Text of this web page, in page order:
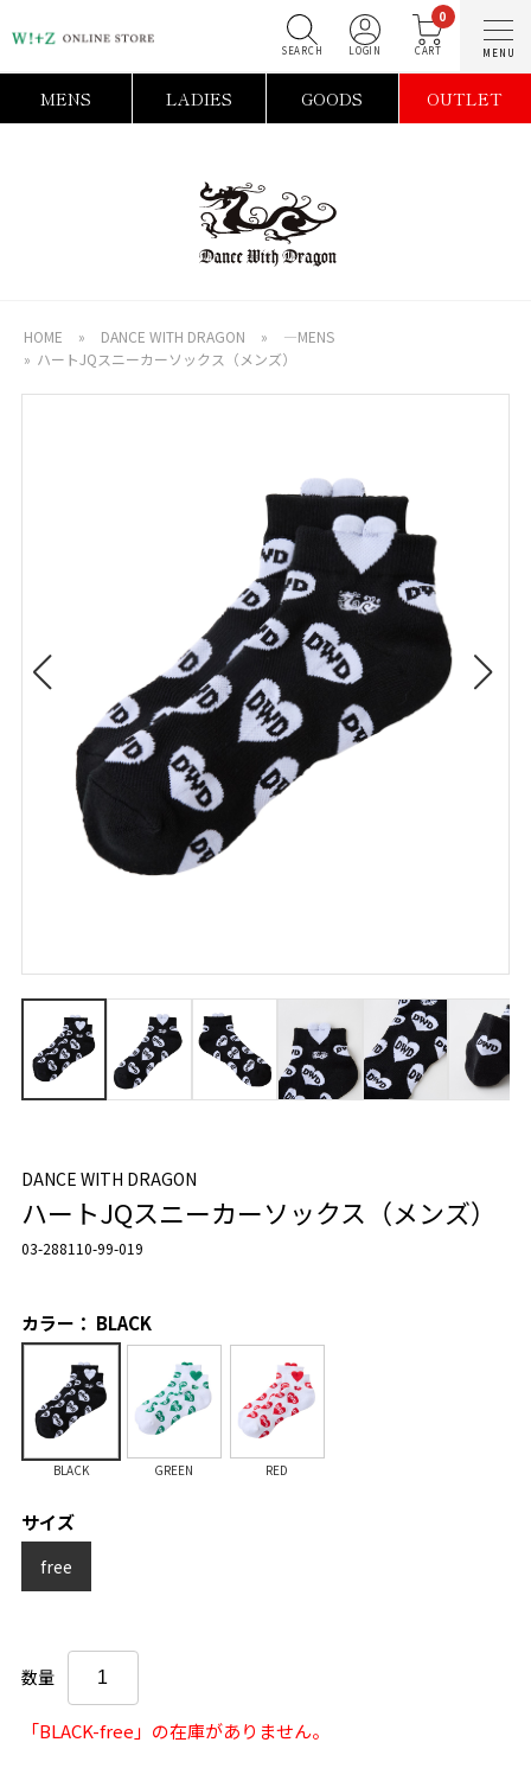
0
MENS LADIES GOODS OUTLET
HOME » DANCE WITH DRAGON »
―MENS
» ハートJQスニーカーソックス（メンズ）
DANCE WITH DRAGON
ハートJQスニーカーソックス（メンズ）
03-288110-99-019
カラー： BLACK
BLACK GREEN RED
サイズ
free
数量
「BLACK-free」の在庫がありません。